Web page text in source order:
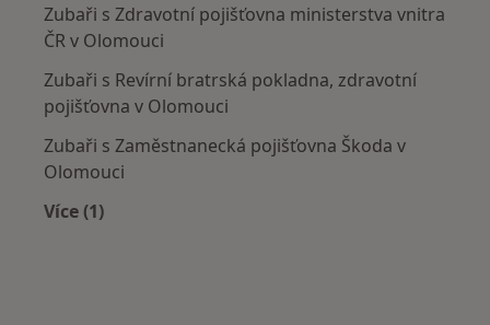
Zubaři s Zdravotní pojišťovna ministerstva vnitra
ČR v Olomouci
Zubaři s Revírní bratrská pokladna, zdravotní
pojišťovna v Olomouci
Zubaři s Zaměstnanecká pojišťovna Škoda v
Olomouci
Více (1)